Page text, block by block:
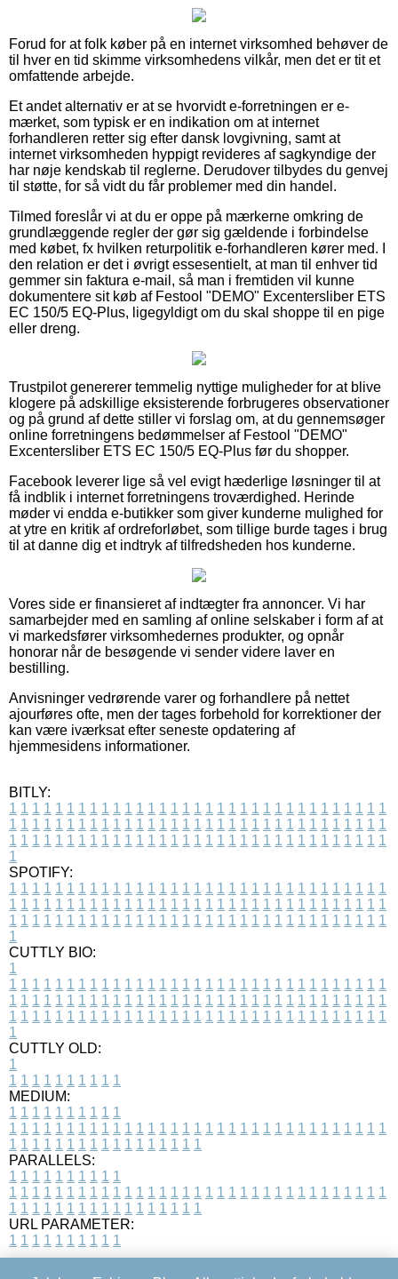
Forud for at folk køber på en internet virksomhed behøver de
til hver en tid skimme virksomhedens vilkår, men det er tit et
omfattende arbejde.
Et andet alternativ er at se hvorvidt e-forretningen er e-
mærket, som typisk er en indikation om at internet
forhandleren retter sig efter dansk lovgivning, samt at
internet virksomheden hyppigt revideres af sagkyndige der
har nøje kendskab til reglerne. Derudover tilbydes du genvej
til støtte, for så vidt du får problemer med din handel.
Tilmed foreslår vi at du er oppe på mærkerne omkring de
grundlæggende regler der gør sig gældende i forbindelse
med købet, fx hvilken returpolitik e-forhandleren kører med. I
den relation er det i øvrigt essesentielt, at man til enhver tid
gemmer sin faktura e-mail, så man i fremtiden vil kunne
dokumentere sit køb af Festool "DEMO" Excentersliber ETS
EC 150/5 EQ-Plus, ligegyldigt om du skal shoppe til en pige
eller dreng.
Trustpilot genererer temmelig nyttige muligheder for at blive
klogere på adskillige eksisterende forbrugeres observationer
og på grund af dette stiller vi forslag om, at du gennemsøger
online forretningens bedømmelser af Festool "DEMO"
Excentersliber ETS EC 150/5 EQ-Plus før du shopper.
Facebook leverer lige så vel evigt hæderlige løsninger til at
få indblik i internet forretningens troværdighed. Herinde
møder vi endda e-butikker som giver kunderne mulighed for
at ytre en kritik af ordreforløbet, som tillige burde tages i brug
til at danne dig et indtryk af tilfredsheden hos kunderne.
Vores side er finansieret af indtægter fra annoncer. Vi har
samarbejder med en samling af online selskaber i form af at
vi markedsfører virksomhedernes produkter, og opnår
honorar når de besøgende vi sender videre laver en
bestilling.
Anvisninger vedrørende varer og forhandlere på nettet
ajourføres ofte, men der tages forbehold for korrektioner der
kan være iværksat efter seneste opdatering af
hjemmesidens informationer.
BITLY:
1 1 1 1 1 1 1 1 1 1 1 1 1 1 1 1 1 1 1 1 1 1 1 1 1 1 1 1 1 1 1 1 1
1 1 1 1 1 1 1 1 1 1 1 1 1 1 1 1 1 1 1 1 1 1 1 1 1 1 1 1 1 1 1 1 1
1 1 1 1 1 1 1 1 1 1 1 1 1 1 1 1 1 1 1 1 1 1 1 1 1 1 1 1 1 1 1 1 1
1
SPOTIFY:
1 1 1 1 1 1 1 1 1 1 1 1 1 1 1 1 1 1 1 1 1 1 1 1 1 1 1 1 1 1 1 1 1
1 1 1 1 1 1 1 1 1 1 1 1 1 1 1 1 1 1 1 1 1 1 1 1 1 1 1 1 1 1 1 1 1
1 1 1 1 1 1 1 1 1 1 1 1 1 1 1 1 1 1 1 1 1 1 1 1 1 1 1 1 1 1 1 1 1
1
CUTTLY BIO:
1
1 1 1 1 1 1 1 1 1 1 1 1 1 1 1 1 1 1 1 1 1 1 1 1 1 1 1 1 1 1 1 1 1
1 1 1 1 1 1 1 1 1 1 1 1 1 1 1 1 1 1 1 1 1 1 1 1 1 1 1 1 1 1 1 1 1
1 1 1 1 1 1 1 1 1 1 1 1 1 1 1 1 1 1 1 1 1 1 1 1 1 1 1 1 1 1 1 1 1
1
CUTTLY OLD:
1
1 1 1 1 1 1 1 1 1 1
MEDIUM:
1 1 1 1 1 1 1 1 1 1
1 1 1 1 1 1 1 1 1 1 1 1 1 1 1 1 1 1 1 1 1 1 1 1 1 1 1 1 1 1 1 1 1
1 1 1 1 1 1 1 1 1 1 1 1 1 1 1 1 1
PARALLELS:
1 1 1 1 1 1 1 1 1 1
1 1 1 1 1 1 1 1 1 1 1 1 1 1 1 1 1 1 1 1 1 1 1 1 1 1 1 1 1 1 1 1 1
1 1 1 1 1 1 1 1 1 1 1 1 1 1 1 1 1
URL PARAMETER:
1 1 1 1 1 1 1 1 1 1